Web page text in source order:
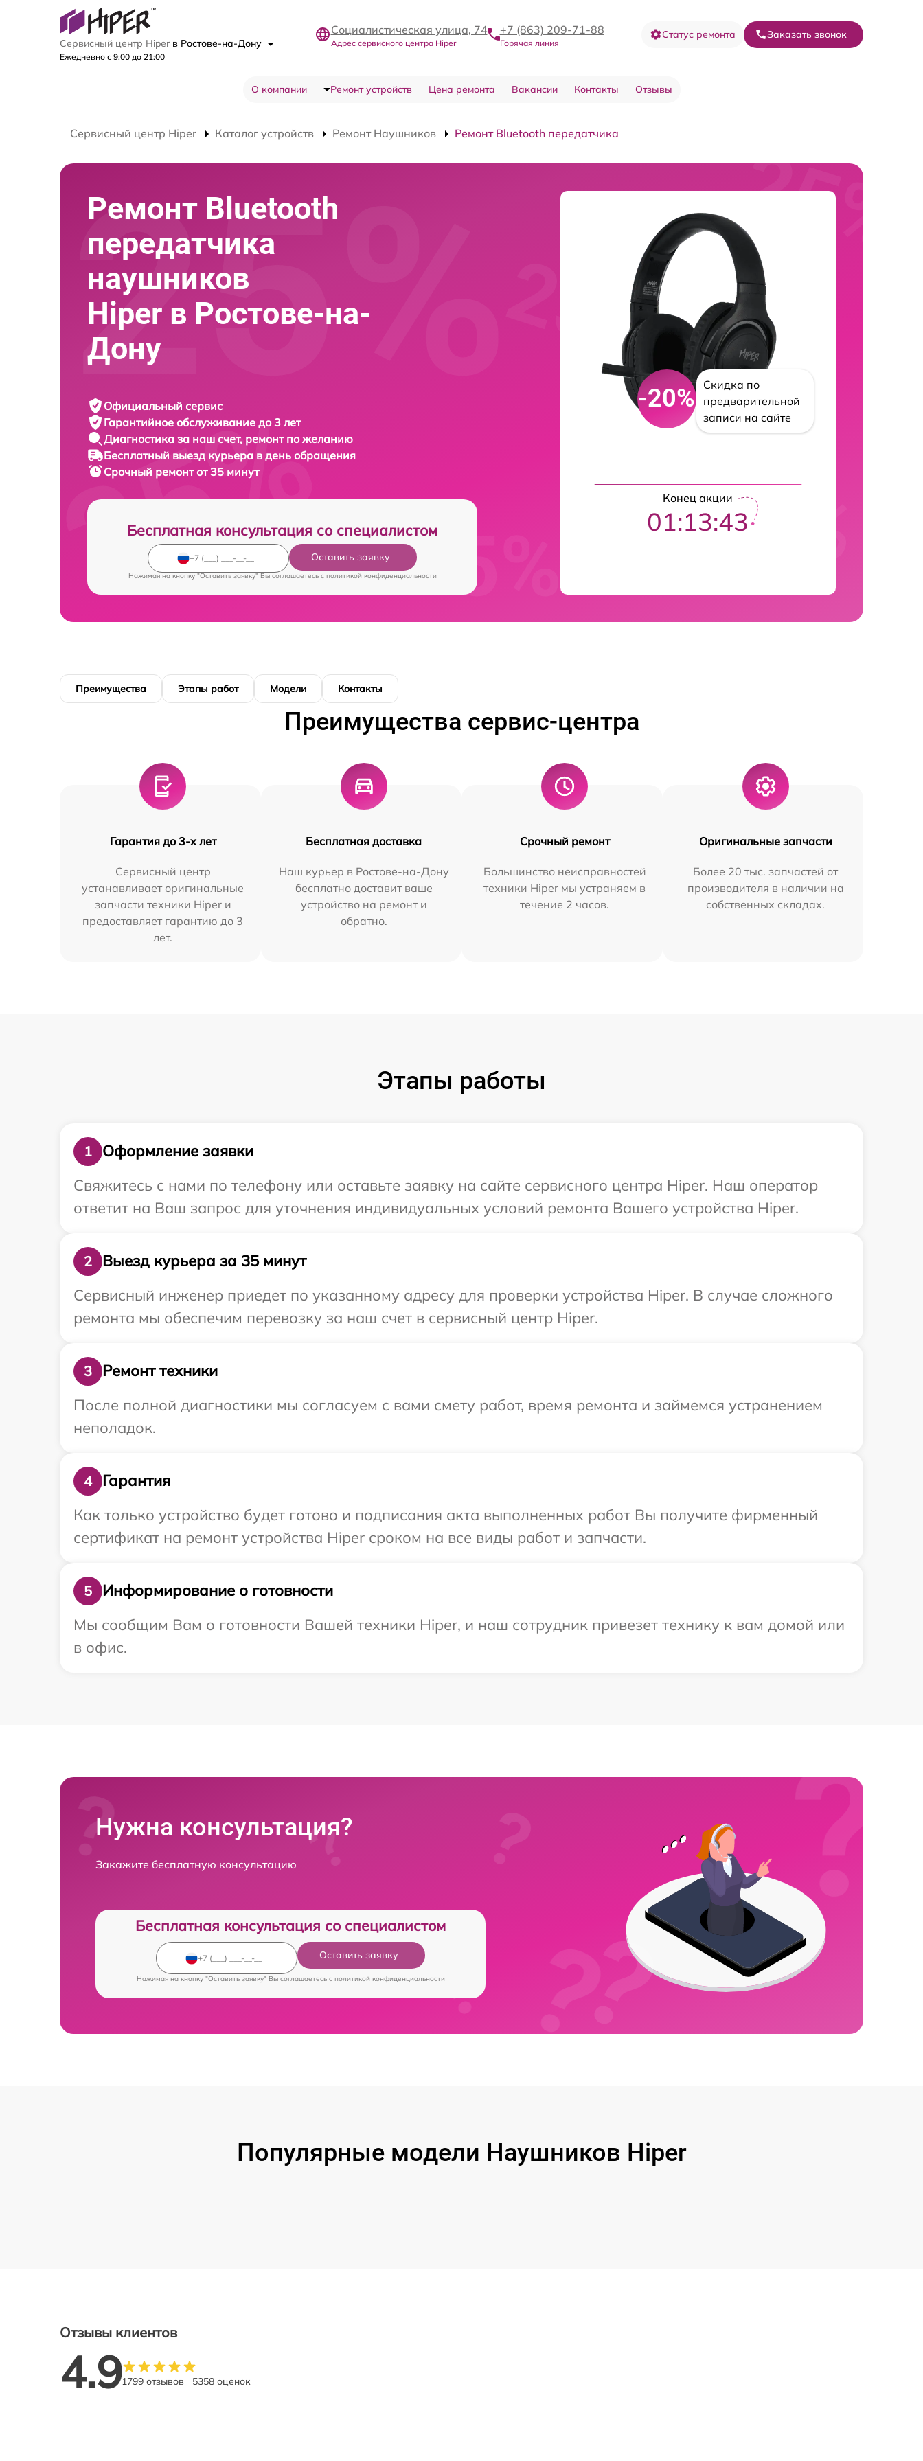
Сервисный центр Hiper в Ростове-на-Дону
Ежедневно с 9:00 до 21:00
Социалистическая улица, 74
Адрес сервисного центра Hiper
+7 (863) 209-71-88
Горячая линия
Статус ремонта Заказать звонок
О компании Ремонт устройств Цена ремонта Вакансии Контакты Отзывы
Сервисный центр Hiper Каталог устройств Ремонт Наушников Ремонт Bluetooth передатчика
Ремонт Bluetooth
передатчика
наушников
Hiper в Ростове-на-
Дону
Официальный сервис
Гарантийное обслуживание до 3 лет
Диагностика за наш счет, ремонт по желанию
Бесплатный выезд курьера в день обращения
Срочный ремонтот 35 минут
Бесплатная консультация со специалистом
Оставить заявку
Нажимая на кнопку "Оставить заявку" Вы соглашаетесь c политикой конфиденциальности
-20%
Скидка по
предварительной
записи на сайте
Конец акции
01:13:42
Преимущества Этапы работ Модели Контакты
Преимущества сервис-центра
Гарантия до 3-х лет
Сервисный центр
устанавливает оригинальные
запчасти техники Hiper и
предоставляет гарантию до 3
лет.
Бесплатная доставка
Наш курьер в Ростове-на-Дону
бесплатно доставит ваше
устройство на ремонт и
обратно.
Срочный ремонт
Большинство неисправностей
техники Hiper мы устраняем в
течение 2 часов.
Оригинальные запчасти
Более 20 тыс. запчастей от
производителя в наличии на
собственных складах.
Этапы работы
1
Оформление заявки
Свяжитесь с нами по телефону или оставьте заявку на сайте сервисного центра Hiper. Наш оператор
ответит на Ваш запрос для уточнения индивидуальных условий ремонта Вашего устройства Hiper.
2
Выезд курьера за 35 минут
Сервисный инженер приедет по указанному адресу для проверки устройства Hiper. В случае сложного
ремонта мы обеспечим перевозку за наш счет в сервисный центр Hiper.
3
Ремонт техники
После полной диагностики мы согласуем с вами смету работ, время ремонта и займемся устранением
неполадок.
4
Гарантия
Как только устройство будет готово и подписания акта выполненных работ Вы получите фирменный
сертификат на ремонт устройства Hiper сроком на все виды работ и запчасти.
5
Информирование о готовности
Мы сообщим Вам о готовности Вашей техники Hiper, и наш сотрудник привезет технику к вам домой или
в офис.
Нужна консультация?
Закажите бесплатную консультацию
Бесплатная консультация со специалистом
Оставить заявку
Нажимая на кнопку "Оставить заявку" Вы соглашаетесь c политикой конфиденциальности
Популярные модели Наушников Hiper
Отзывы клиентов
4.91799 отзывов 5358 оценок